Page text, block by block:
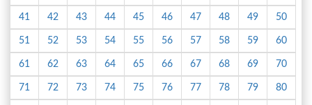
41 42 43 44 45 46 47 48 49 50
51 52 53 54 55 56 57 58 59 60
61 62 63 64 65 66 67 68 69 70
71 72 73 74 75 76 77 78 79 80